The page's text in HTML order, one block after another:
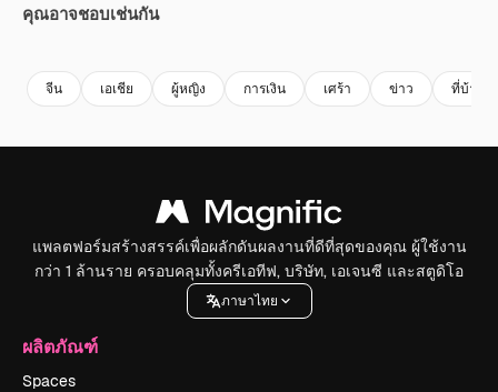
คุณอาจชอบเช่นกัน
จีน เอเชีย ผู้หญิง การเงิน เศร้า ข่าว ที่บ้าน
แพลตฟอร์มสร้างสรรค์เพื่อผลักดันผลงานที่ดีที่สุดของคุณ ผู้ใช้งาน
กว่า 1 ล้านราย ครอบคลุมทั้งครีเอทีฟ, บริษัท, เอเจนซี และสตูดิโอ
ภาษาไทย
ผลิตภัณฑ์
Spaces